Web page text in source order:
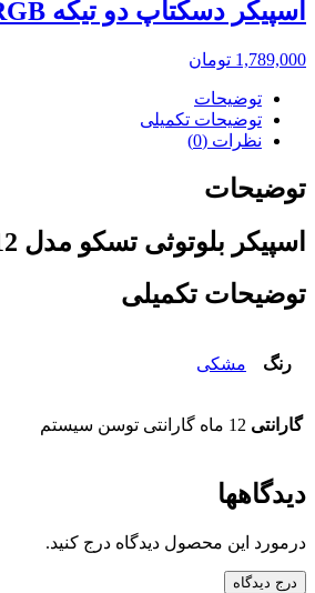
اسپیکر دسکتاپ دو تیکه RGB دار مدل A898
1,789,000 تومان
توضیحات
توضیحات تکمیلی
نظرات (0)
توضیحات
اسپیکر بلوتوثی تسکو مدل TS 2312
توضیحات تکمیلی
رنگ مشکی
گارانتی 12 ماه گارانتی توسن سیستم
دیدگاهها
درمورد این محصول دیدگاه درج کنید.
درج دیدگاه